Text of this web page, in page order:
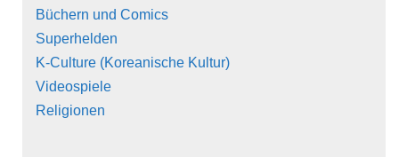
Büchern und Comics
Superhelden
K-Culture (Koreanische Kultur)
Videospiele
Religionen